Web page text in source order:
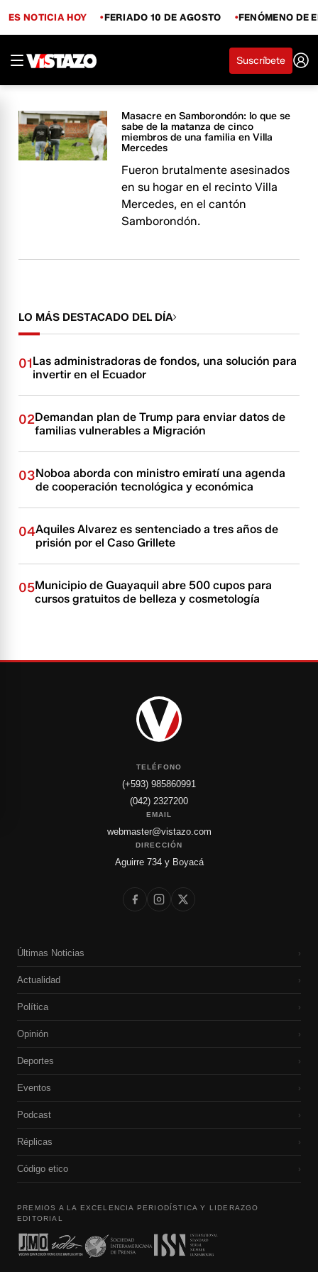
ES NOTICIA HOY FERIADO 10 DE AGOSTO FENÓMENO DE
Suscríbete
Masacre en Samborondón: lo que se
sabe de la matanza de cinco
miembros de una familia en Villa
Mercedes
Fueron brutalmente asesinados
en su hogar en el recinto Villa
Mercedes, en el cantón
Samborondón.
LO MÁS DESTACADO DEL DÍA
01Las administradoras de fondos, una solución para
invertir en el Ecuador
02Demandan plan de Trump para enviar datos de
familias vulnerables a Migración
03Noboa aborda con ministro emiratí una agenda
de cooperación tecnológica y económica
04Aquiles Alvarez es sentenciado a tres años de
prisión por el Caso Grillete
05Municipio de Guayaquil abre 500 cupos para
cursos gratuitos de belleza y cosmetología
TELÉFONO
(+593) 985860991
(042) 2327200
EMAIL
webmaster@vistazo.com
DIRECCIÓN
Aguirre 734 y Boyacá
Últimas Noticias ›
Actualidad ›
Política ›
Opinión ›
Deportes ›
Eventos ›
Podcast ›
Réplicas ›
Código etico ›
PREMIOS A LA EXCELENCIA PERIODÍSTICA Y LIDERAZGO
EDITORIAL